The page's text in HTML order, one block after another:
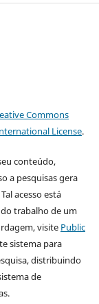
Commons
License.
conteúdo,
a pesquisas gera
acesso está
trabalho de um
visite Public
sistema para
distribuindo
de